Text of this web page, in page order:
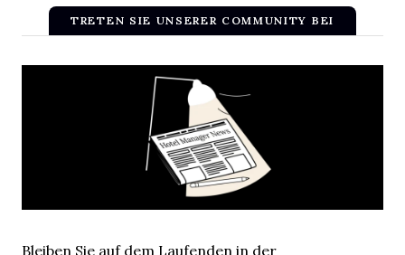
TRETEN SIE UNSERER COMMUNITY BEI
Bleiben Sie auf dem Laufenden in der